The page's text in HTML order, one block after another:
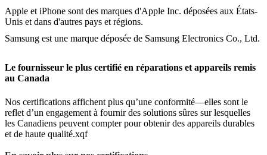
Apple et iPhone sont des marques d'Apple Inc. déposées aux États-
Unis et dans d'autres pays et régions.
Samsung est une marque déposée de Samsung Electronics Co., Ltd.
Le fournisseur le plus certifié en réparations et appareils remis
au Canada
Nos certifications affichent plus qu’une conformité—elles sont le
reflet d’un engagement à fournir des solutions sûres sur lesquelles
les Canadiens peuvent compter pour obtenir des appareils durables
et de haute qualité.xqf